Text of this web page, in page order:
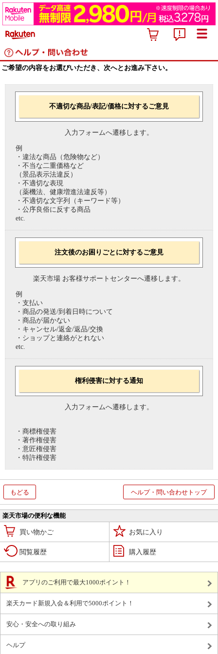
ご希望の内容をお選びいただき、次へとお進み下さい。
不適切な商品/表記/価格に対するご意見
入力フォームへ遷移します。
例
・違法な商品（危険物など）
・不当な二重価格など
（景品表示法違反）
・不適切な表現
（薬機法、健康増進法違反等）
・不適切な文字列（キーワード等）
・公序良俗に反する商品
etc.
注文後のお困りごとに対するご意見
楽天市場 お客様サポートセンターへ遷移します。
例
・支払い
・商品の発送/到着日時について
・商品が届かない
・キャンセル/返金/返品/交換
・ショップと連絡がとれない
etc.
権利侵害に対する通知
入力フォームへ遷移します。
・商標権侵害
・著作権侵害
・意匠権侵害
・特許権侵害
もどる ヘルプ・問い合わせトップ
楽天市場の便利な機能
買い物かご お気に入り
閲覧履歴 購入履歴
アプリのご利用で最大1000ポイント！
楽天カード新規入会＆利用で5000ポイント！
安心・安全への取り組み
ヘルプ